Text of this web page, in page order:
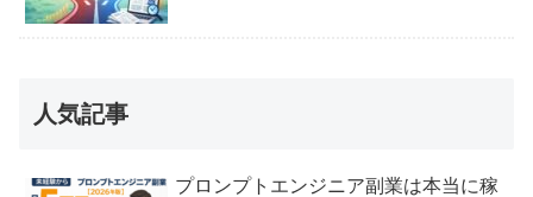
人気記事
プロンプトエンジニア副業は本当に稼